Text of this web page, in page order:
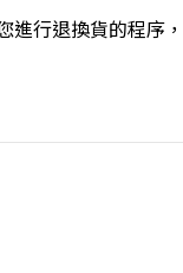
行退換貨的程序